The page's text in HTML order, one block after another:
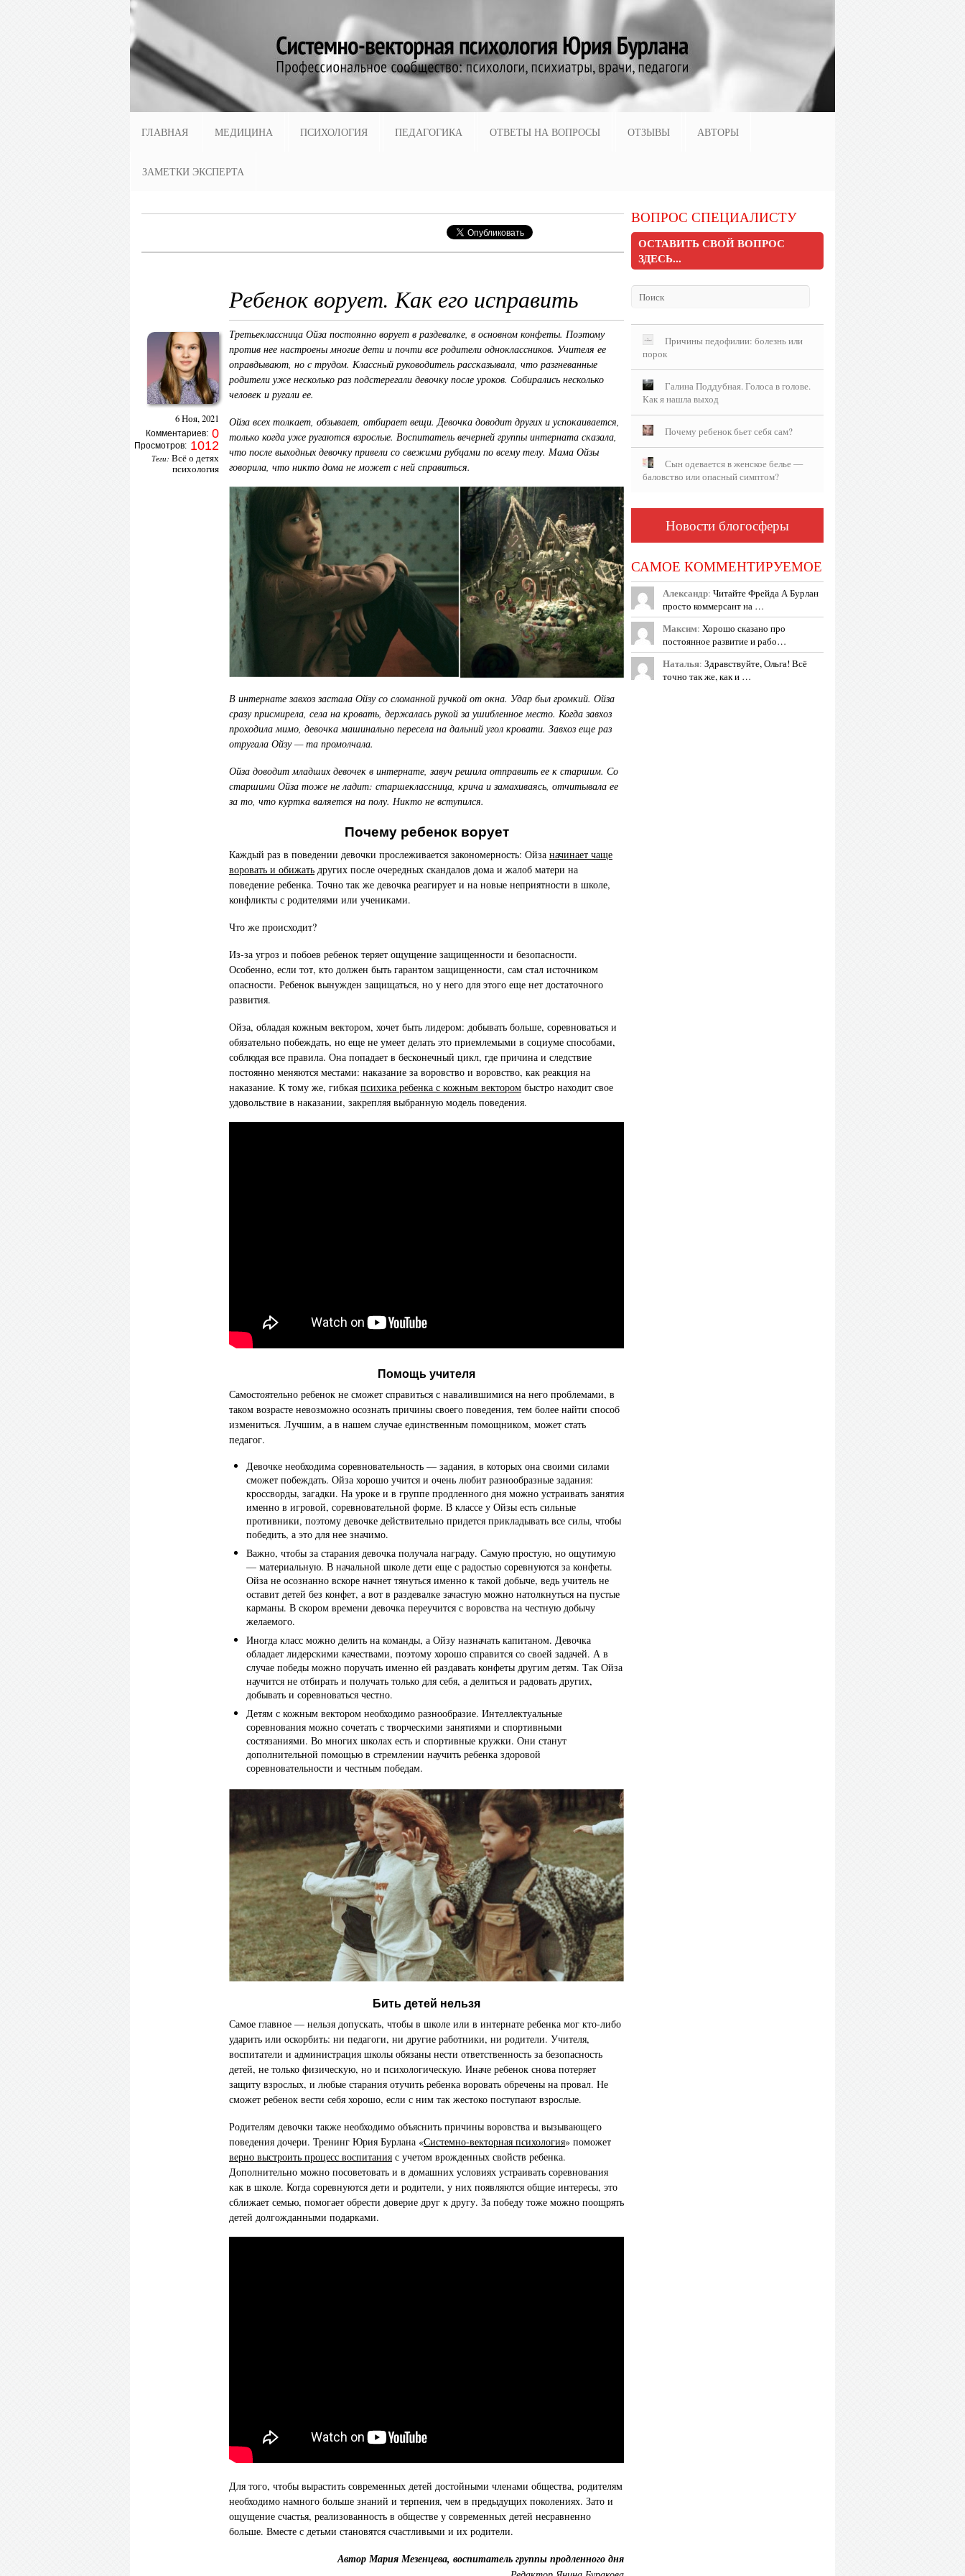
ГЛАВНАЯ МЕДИЦИНА ПСИХОЛОГИЯ ПЕДАГОГИКА ОТВЕТЫ НА ВОПРОСЫ ОТЗЫВЫ АВТОРЫ
ЗАМЕТКИ ЭКСПЕРТА
Ребенок ворует. Как его исправить
Третьеклассница Ойза постоянно ворует в раздевалке, в основном конфеты. Поэтому
против нее настроены многие дети и почти все родители одноклассников. Учителя ее
оправдывают, но с трудом. Классный руководитель рассказывала, что разгневанные
родители уже несколько раз подстерегали девочку после уроков. Собирались несколько
человек и ругали ее.
Ойза всех толкает, обзывает, отбирает вещи. Девочка доводит других и успокаивается,
только когда уже ругаются взрослые. Воспитатель вечерней группы интерната сказала,
что после выходных девочку привели со свежими рубцами по всему телу. Мама Ойзы
говорила, что никто дома не может с ней справиться.
В интернате завхоз застала Ойзу со сломанной ручкой от окна. Удар был громкий. Ойза
сразу присмирела, села на кровать, держалась рукой за ушибленное место. Когда завхоз
проходила мимо, девочка машинально пересела на дальний угол кровати. Завхоз еще раз
отругала Ойзу — та промолчала.
Ойза доводит младших девочек в интернате, завуч решила отправить ее к старшим. Со
старшими Ойза тоже не ладит: старшеклассница, крича и замахиваясь, отчитывала ее
за то, что куртка валяется на полу. Никто не вступился.
Почему ребенок ворует
Каждый раз в поведении девочки прослеживается закономерность: Ойза начинает чаще
воровать и обижать других после очередных скандалов дома и жалоб матери на
поведение ребенка. Точно так же девочка реагирует и на новые неприятности в школе,
конфликты с родителями или учениками.
Что же происходит?
Из-за угроз и побоев ребенок теряет ощущение защищенности и безопасности.
Особенно, если тот, кто должен быть гарантом защищенности, сам стал источником
опасности. Ребенок вынужден защищаться, но у него для этого еще нет достаточного
развития.
Ойза, обладая кожным вектором, хочет быть лидером: добывать больше, соревноваться и
обязательно побеждать, но еще не умеет делать это приемлемыми в социуме способами,
соблюдая все правила. Она попадает в бесконечный цикл, где причина и следствие
постоянно меняются местами: наказание за воровство и воровство, как реакция на
наказание. К тому же, гибкая психика ребенка с кожным вектором быстро находит свое
удовольствие в наказании, закрепляя выбранную модель поведения.
Помощь учителя
Самостоятельно ребенок не сможет справиться с навалившимися на него проблемами, в
таком возрасте невозможно осознать причины своего поведения, тем более найти способ
измениться. Лучшим, а в нашем случае единственным помощником, может стать
педагог.
Девочке необходима соревновательность — задания, в которых она своими силами
сможет побеждать. Ойза хорошо учится и очень любит разнообразные задания:
кроссворды, загадки. На уроке и в группе продленного дня можно устраивать занятия
именно в игровой, соревновательной форме. В классе у Ойзы есть сильные
противники, поэтому девочке действительно придется прикладывать все силы, чтобы
победить, а это для нее значимо.
Важно, чтобы за старания девочка получала награду. Самую простую, но ощутимую
— материальную. В начальной школе дети еще с радостью соревнуются за конфеты.
Ойза не осознанно вскоре начнет тянуться именно к такой добыче, ведь учитель не
оставит детей без конфет, а вот в раздевалке зачастую можно натолкнуться на пустые
карманы. В скором времени девочка переучится с воровства на честную добычу
желаемого.
Иногда класс можно делить на команды, а Ойзу назначать капитаном. Девочка
обладает лидерскими качествами, поэтому хорошо справится со своей задачей. А в
случае победы можно поручать именно ей раздавать конфеты другим детям. Так Ойза
научится не отбирать и получать только для себя, а делиться и радовать других,
добывать и соревноваться честно.
Детям с кожным вектором необходимо разнообразие. Интеллектуальные
соревнования можно сочетать с творческими занятиями и спортивными
состязаниями. Во многих школах есть и спортивные кружки. Они станут
дополнительной помощью в стремлении научить ребенка здоровой
соревновательности и честным победам.
Бить детей нельзя
Самое главное — нельзя допускать, чтобы в школе или в интернате ребенка мог кто-либо
ударить или оскорбить: ни педагоги, ни другие работники, ни родители. Учителя,
воспитатели и администрация школы обязаны нести ответственность за безопасность
детей, не только физическую, но и психологическую. Иначе ребенок снова потеряет
защиту взрослых, и любые старания отучить ребенка воровать обречены на провал. Не
сможет ребенок вести себя хорошо, если с ним так жестоко поступают взрослые.
Родителям девочки также необходимо объяснить причины воровства и вызывающего
поведения дочери. Тренинг Юрия Бурлана «Системно-векторная психология» поможет
верно выстроить процесс воспитания с учетом врожденных свойств ребенка.
Дополнительно можно посоветовать и в домашних условиях устраивать соревнования
как в школе. Когда соревнуются дети и родители, у них появляются общие интересы, это
сближает семью, помогает обрести доверие друг к другу. За победу тоже можно поощрять
детей долгожданными подарками.
Для того, чтобы вырастить современных детей достойными членами общества, родителям
необходимо намного больше знаний и терпения, чем в предыдущих поколениях. Зато и
ощущение счастья, реализованность в обществе у современных детей несравненно
больше. Вместе с детьми становятся счастливыми и их родители.
Автор Мария Мезенцева, воспитатель группы продленного дня
6 Ноя, 2021
Комментариев: 0
Просмотров: 1012
Теги: Всё о детях
психология
ВОПРОС СПЕЦИАЛИСТУ
ОСТАВИТЬ СВОЙ ВОПРОС
ЗДЕСЬ...
Причины педофилии: болезнь или
порок
Галина Поддубная. Голоса в голове.
Как я нашла выход
Почему ребенок бьет себя сам?
Сын одевается в женское белье —
баловство или опасный симптом?
Новости блогосферы
САМОЕ КОММЕНТИРУЕМОЕ
Александр: Читайте Фрейда А Бурлан
просто коммерсант на …
Максим: Хорошо сказано про
постоянное развитие и рабо…
Наталья: Здравствуйте, Ольга! Всё
точно так же, как и …